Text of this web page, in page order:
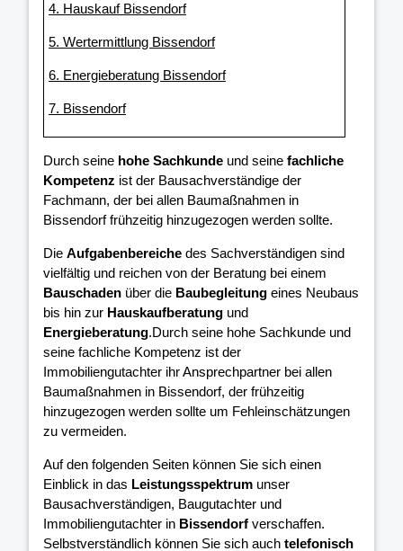
4. Hauskauf Bissendorf
5. Wertermittlung Bissendorf
6. Energieberatung Bissendorf
7. Bissendorf
Durch seine hohe Sachkunde und seine fachliche
Kompetenz ist der Bausachverständige der
Fachmann, der bei allen Baumaßnahmen in
Bissendorf frühzeitig hinzugezogen werden sollte.
Die Aufgabenbereiche des Sachverständigen sind
vielfältig und reichen von der Beratung bei einem
Bauschaden über die Baubegleitung eines Neubaus
bis hin zur Hauskaufberatung und
Energieberatung.Durch seine hohe Sachkunde und
seine fachliche Kompetenz ist der
Immobiliengutachter ihr Ansprechpartner bei allen
Baumaßnahmen in Bissendorf, der frühzeitig
hinzugezogen werden sollte um Fehleinschätzungen
zu vermeiden.
Auf den folgenden Seiten können Sie sich einen
Einblick in das Leistungsspektrum unser
Bausachverständigen, Baugutachter und
Immobiliengutachter in Bissendorf verschaffen.
Selbstverständlich können Sie sich auch telefonisch